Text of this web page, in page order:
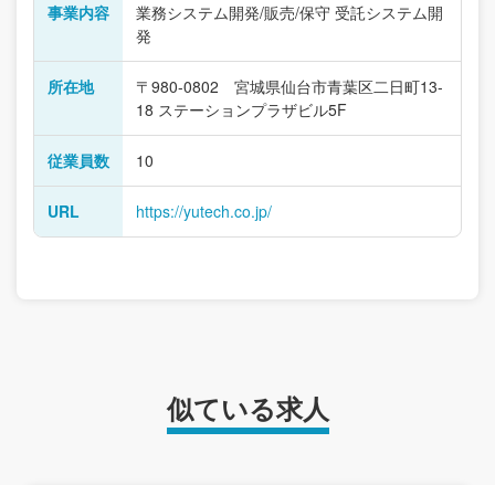
事業内容
業務システム開発/販売/保守 受託システム開
発
所在地
〒980-0802 宮城県仙台市青葉区二日町13-
18 ステーションプラザビル5F
従業員数 10
URL https://yutech.co.jp/
似ている求人